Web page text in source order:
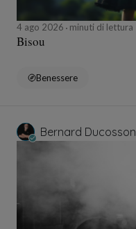
4 ago 2026 minuti di lettura
Bisou
Benessere
Bernard Ducosson